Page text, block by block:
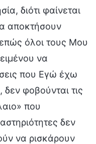
διότι φαίνεται
αποκτήσουν
όλοι τους Μου
να
που Εγώ έχω
φοβούνται τις
που
δεν
να ρισκάρουν